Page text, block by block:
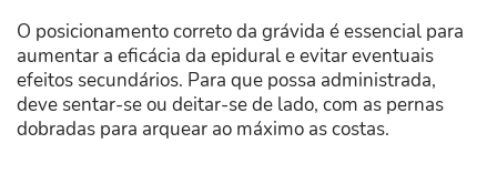
O posicionamento correto da grávida é essencial para
aumentar a eficácia da epidural e evitar eventuais
efeitos secundários. Para que possa administrada,
deve sentar-se ou deitar-se de lado, com as pernas
dobradas para arquear ao máximo as costas.